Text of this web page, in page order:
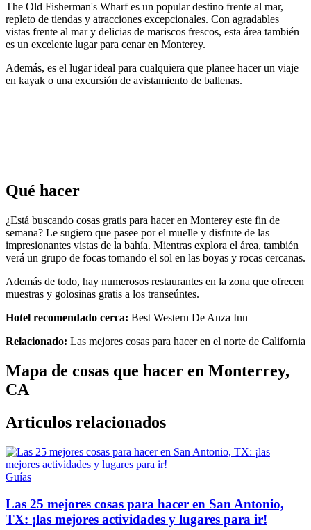
The Old Fisherman's Wharf es un popular destino frente al mar,
repleto de tiendas y atracciones excepcionales. Con agradables
vistas frente al mar y delicias de mariscos frescos, esta área también
es un excelente lugar para cenar en Monterey.
Además, es el lugar ideal para cualquiera que planee hacer un viaje
en kayak o una excursión de avistamiento de ballenas.
Qué hacer
¿Está buscando cosas gratis para hacer en Monterey este fin de
semana? Le sugiero que pasee por el muelle y disfrute de las
impresionantes vistas de la bahía. Mientras explora el área, también
verá un grupo de focas tomando el sol en las boyas y rocas cercanas.
Además de todo, hay numerosos restaurantes en la zona que ofrecen
muestras y golosinas gratis a los transeúntes.
Hotel recomendado cerca: Best Western De Anza Inn
Relacionado: Las mejores cosas para hacer en el norte de California
Mapa de cosas que hacer en Monterrey,
CA
Articulos relacionados
Guías
Las 25 mejores cosas para hacer en San Antonio,
TX: ¡las mejores actividades y lugares para ir!